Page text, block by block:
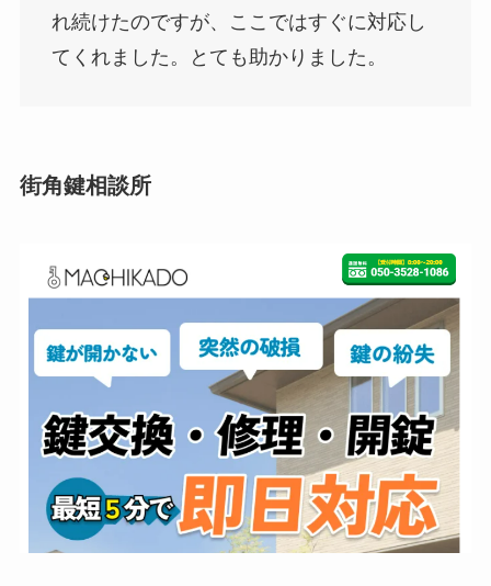
れ続けたのですが、ここではすぐに対応し
てくれました。とても助かりました。
街角鍵相談所